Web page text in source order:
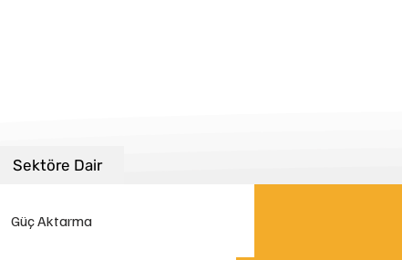
Sektöre Dair
Güç Aktarma